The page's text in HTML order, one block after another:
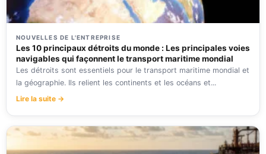
NOUVELLES DE L'ENTREPRISE
Les 10 principaux détroits du monde : Les principales voies
navigables qui façonnent le transport maritime mondial
Les détroits sont essentiels pour le transport maritime mondial et
la géographie. Ils relient les continents et les océans et...
Lire la suite →